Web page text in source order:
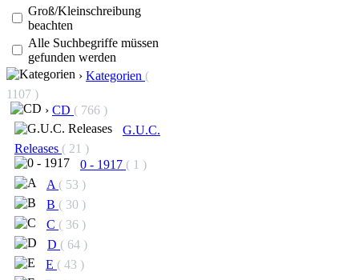
Groß/Kleinschreibung
beachten
Alle Suchbegriffe müssen
gefunden werden
› Kategorien (
1107 )
› CD ( 766 )
G.U.C.
Releases ( 21 )
0 - 1917 ( 1 )
A ( 53 )
B ( 30 )
C ( 36 )
D ( 64 )
E ( 43 )